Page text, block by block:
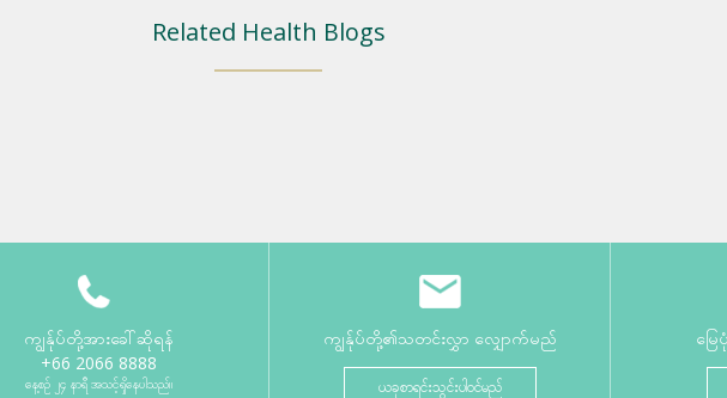
Related Health Blogs
ကျွန်ုပ်တို့အားခေါ်ဆိုရန်
+66 2066 8888
နေ့စဉ် ၂၄ နာရီ အသင့်ရှိနေပါသည်။
ကျွန်ုပ်တို့၏သတင်းလွှာ လျှောက်မည်
ယခုစာရင်းသွင်းပါဝင်မည်
မြ